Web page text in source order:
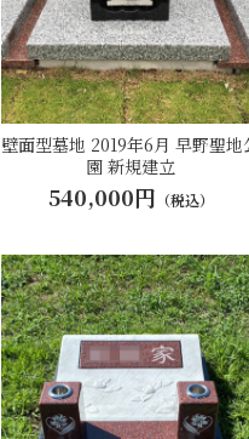
壁面型墓地 2019年6月 早野聖地
園 新規建立
540,000円 （税込）